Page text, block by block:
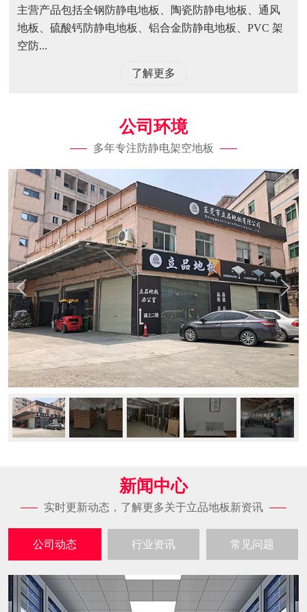
主营产品包括全钢防静电地板、陶瓷防静电地板、通风
地板、硫酸钙防静电地板、铝合金防静电地板、PVC 架
空防...
了解更多
公司环境
多年专注防静电架空地板
新闻中心
实时更新动态，了解更多关于立品地板新资讯
公司动态 行业资讯 常见问题